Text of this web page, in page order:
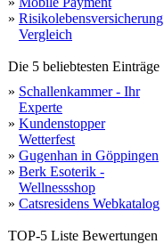
» Risikolebensversicherung
Vergleich
Die 5 beliebtesten Einträge
» Schallenkammer - Ihr
Experte
» Kundenstopper
Wetterfest
» Gugenhan in Göppingen
» Berk Esoterik -
Wellnessshop
» Catsresidens Webkatalog
TOP-5 Liste Bewertungen